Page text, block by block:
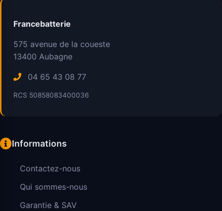
Francebatterie
575 avenue de la coueste
13400 Aubagne
04 65 43 08 77
RCS 50858083400036
Informations
Contactez-nous
Qui sommes-nous
Garantie & SAV